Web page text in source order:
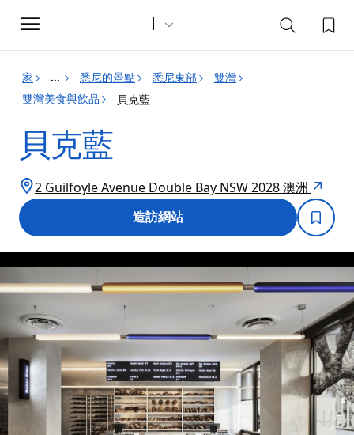
Toggle
navigation
家 ... 悉尼的景點 悉尼東部
雙灣
雙灣美食與飲品
貝克藍
貝克藍
2 Guilfoyle Avenue Double Bay NSW 2028 澳洲
造訪網站